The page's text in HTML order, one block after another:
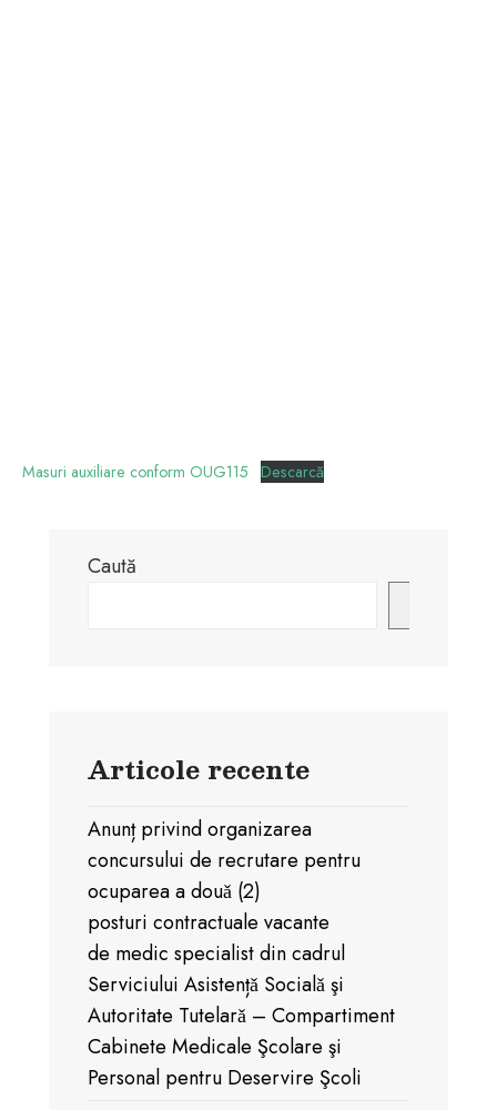
Masuri auxiliare conform OUG115 Descarcă
Caută
Articole recente
Anunț privind organizarea
concursului de recrutare pentru
ocuparea a douǎ (2)
posturi contractuale vacante
de medic specialist din cadrul
Serviciului Asistențǎ Socialǎ şi
Autoritate Tutelarǎ – Compartiment
Cabinete Medicale Şcolare şi
Personal pentru Deservire Şcoli